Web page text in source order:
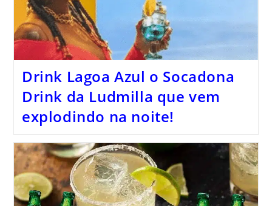
Drink Lagoa Azul o Socadona
Drink da Ludmilla que vem
explodindo na noite!